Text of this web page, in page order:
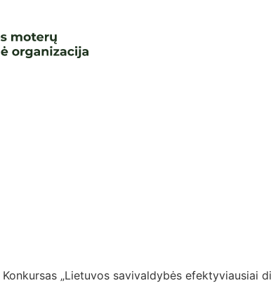
Konkursas „Lietuvos savivaldybės efektyviausiai